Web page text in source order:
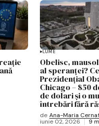
LUME
Obelisc,
al speranței?
Prezidențial
Chicago – 850
de dolari și o
întrebări fără
de Ana-Maria
iunie 02, 2026
9